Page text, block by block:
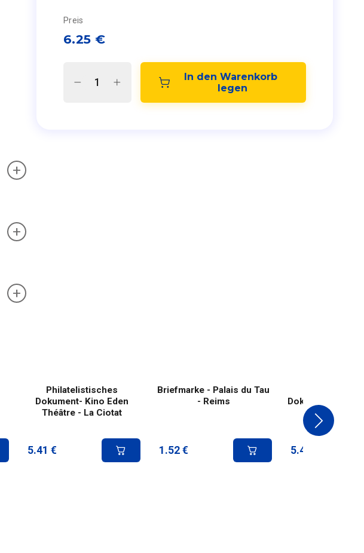
Preis
6.25 €
In den Warenkorb
legen
+
+
+
Philatelistisches
Dokument- Kino Eden
Théâtre - La Ciotat
5.41 €
Briefmarke - Palais du Tau
- Reims
1.52 €
Dokument -
Reims
5.41